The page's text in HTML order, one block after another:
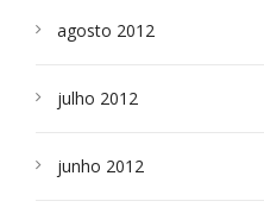
agosto 2012
julho 2012
junho 2012